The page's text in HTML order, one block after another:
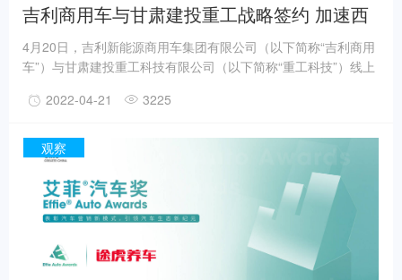
吉利商用车与甘肃建投重工战略签约 加速西
北市场新能源转型
4月20日，吉利新能源商用车集团有限公司（以下简称“吉利商用
车”）与甘肃建投重工科技有限公司（以下简称“重工科技”）线上
合开发与应用，共同开拓西北区域市场。
2022-04-21 3225
观察